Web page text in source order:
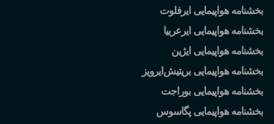
بخشنامه هواپیمایی ایرفلوت
بخشنامه هواپیمایی ایرعربیا
بخشنامه هواپیمایی ایژین
بخشنامه هواپیمایی بریتیش ایرویز
بخشنامه هواپیمایی بوراجت
بخشنامه هواپیمایی پگاسوس